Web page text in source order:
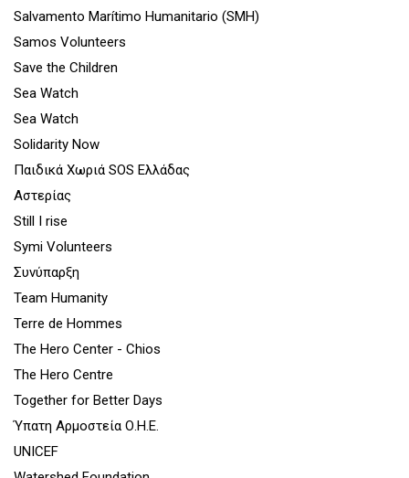
Salvamento Marítimo Humanitario (SMH)
Samos Volunteers
Save the Children
Sea Watch
Sea Watch
Solidarity Now
Παιδικά Χωριά SOS Ελλάδας
Αστερίας
Still I rise
Symi Volunteers
Συνύπαρξη
Team Humanity
Terre de Hommes
The Hero Center - Chios
The Hero Centre
Together for Better Days
Ύπατη Αρμοστεία Ο.Η.Ε.
UNICEF